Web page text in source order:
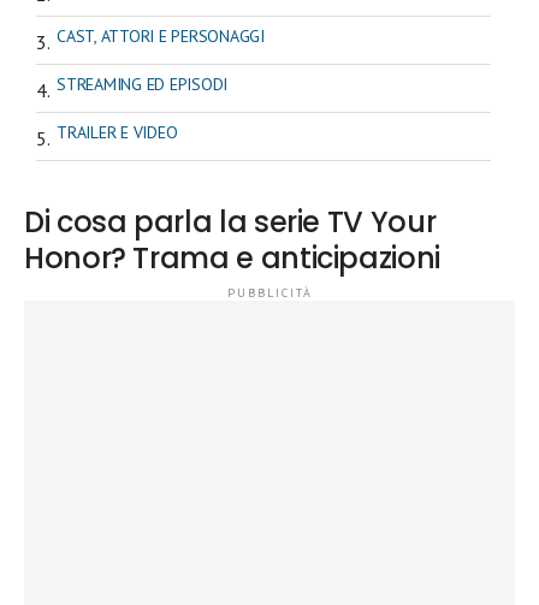
CAST, ATTORI E PERSONAGGI
STREAMING ED EPISODI
TRAILER E VIDEO
Di cosa parla la serie TV Your
Honor? Trama e anticipazioni